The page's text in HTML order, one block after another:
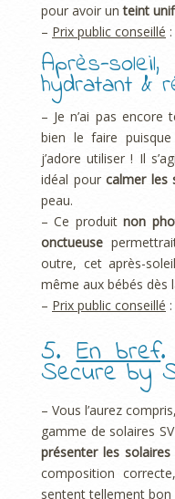
pour avoir unteint
– Prix public conseillé :
Après-
hydratant &
– Je n’ai pas
bien le faire
j’adore utiliser ! Il
idéal pourcalmer les
peau.
– Ce produitnon
onctueuse
outre, cet après-
même aux bébés dès
– Prix public conseillé :
5.En bref.
Secure by
– Vous l’aurez
gamme de solaires
présenter les
composition
sentent tellement bon